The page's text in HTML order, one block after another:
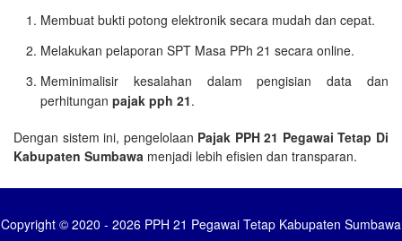
Membuat bukti potong elektronik secara mudah dan cepat.
Melakukan pelaporan SPT Masa PPh 21 secara online.
Meminimalisir kesalahan dalam pengisian data dan
perhitungan pajak pph 21.
Dengan sistem ini, pengelolaan Pajak PPH 21 Pegawai Tetap Di
Kabupaten Sumbawa menjadi lebih efisien dan transparan.
Copyright © 2020 - 2026 PPH 21 Pegawai Tetap Kabupaten Sumbawa